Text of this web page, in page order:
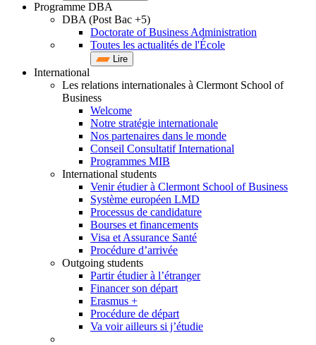
Programme DBA
DBA (Post Bac +5)
Doctorate of Business Administration
Toutes les actualités de l'École
Lire
International
Les relations internationales à Clermont School of
Business
Welcome
Notre stratégie internationale
Nos partenaires dans le monde
Conseil Consultatif International
Programmes MIB
International students
Venir étudier à Clermont School of Business
Système européen LMD
Processus de candidature
Bourses et financements
Visa et Assurance Santé
Procédure d’arrivée
Outgoing students
Partir étudier à l’étranger
Financer son départ
Erasmus +
Procédure de départ
Va voir ailleurs si j’étudie